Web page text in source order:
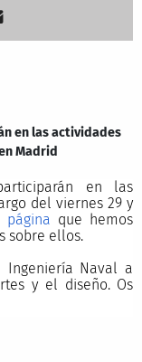
en las actividades
Madrid
en las
del viernes 29 y
página que hemos
sobre ellos.
Ingeniería Naval a
y el diseño. Os